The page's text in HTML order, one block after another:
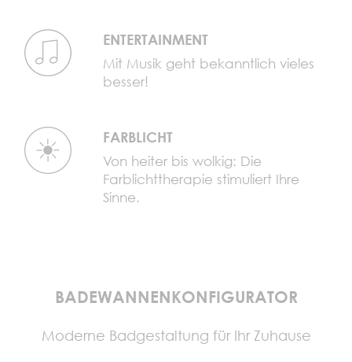
ENTERTAINMENT
Mit Musik geht bekanntlich vieles
besser!
FARBLICHT
Von heiter bis wolkig: Die
Farblichttherapie stimuliert Ihre
Sinne.
BADEWANNENKONFIGURATOR
Moderne Badgestaltung für Ihr Zuhause